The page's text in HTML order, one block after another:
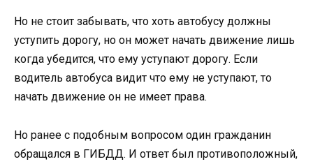
Но не стоит забывать, что хоть автобусу должны
уступить дорогу, но он может начать движение лишь
когда убедится, что ему уступают дорогу. Если
водитель автобуса видит что ему не уступают, то
начать движение он не имеет права.
Но ранее с подобным вопросом один гражданин
обращался в ГИБДД. И ответ был противоположный,